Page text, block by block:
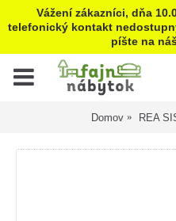
Vážení zákazníci, dňa
telefonický kontakt
píšte na
Domov REA